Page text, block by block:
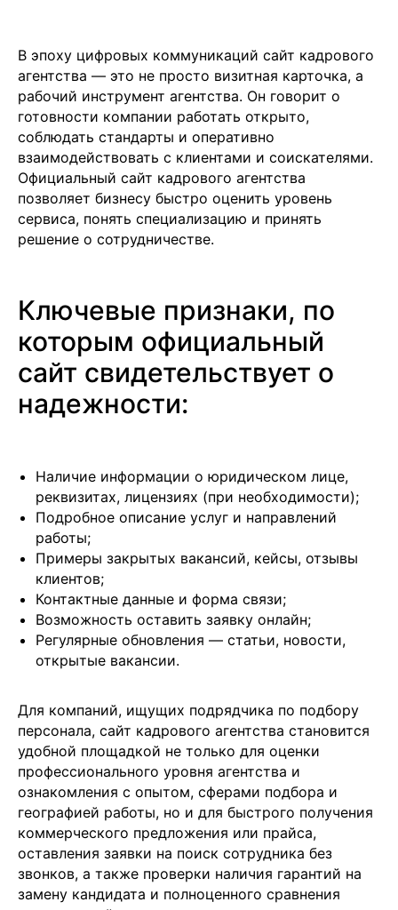
В эпоху цифровых коммуникаций сайт кадрового
агентства — это не просто визитная карточка, а
рабочий инструмент агентства. Он говорит о
готовности компании работать открыто,
соблюдать стандарты и оперативно
взаимодействовать с клиентами и соискателями.
Официальный сайт кадрового агентства
позволяет бизнесу быстро оценить уровень
сервиса, понять специализацию и принять
решение о сотрудничестве.
Ключевые признаки, по
которым официальный
сайт свидетельствует о
надежности:
Наличие информации о юридическом лице,
реквизитах, лицензиях (при необходимости);
Подробное описание услуг и направлений
работы;
Примеры закрытых вакансий, кейсы, отзывы
клиентов;
Контактные данные и форма связи;
Возможность оставить заявку онлайн;
Регулярные обновления — статьи, новости,
открытые вакансии.
Для компаний, ищущих подрядчика по подбору
персонала, сайт кадрового агентства становится
удобной площадкой не только для оценки
профессионального уровня агентства и
ознакомления с опытом, сферами подбора и
географией работы, но и для быстрого получения
коммерческого предложения или прайса,
оставления заявки на поиск сотрудника без
звонков, а также проверки наличия гарантий на
замену кандидата и полноценного сравнения